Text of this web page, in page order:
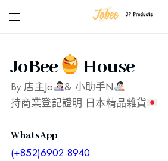
JoBee House
By 店主Jo
& 小助手N
持商業登記證明 日本精品雜貨
WhatsApp
(+852)6902 8940